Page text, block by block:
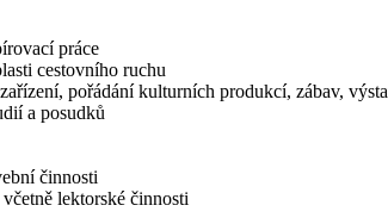
práce
cestovního ruchu
pořádání kulturních produkcí, zábav,
a posudků
činnosti
lektorské činnosti